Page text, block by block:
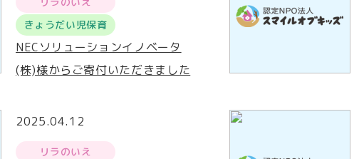
きょうだい児保育
NECソリューションイノベータ
(株)様からご寄付いただきました
2025.04.12
リラのいえ